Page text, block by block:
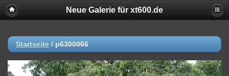
Neue Galerie für xt600.de
Startseite / p6300066